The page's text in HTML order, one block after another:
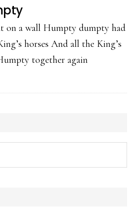
on a wall Humpty dumpty had
horses And all the King’s
together again